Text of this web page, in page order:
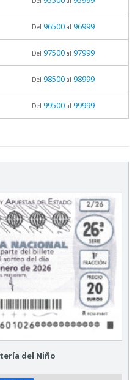
Del 96500al 96999
Del 97500al 97999
Del 98500al 98999
Del 99500al 99999
del Niño